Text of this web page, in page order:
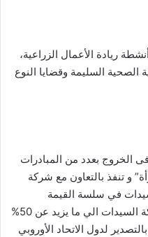
تم إنجاز نحو 70% من أنشطة ريادة الأعمال الزراعية،
الصحية السليمة وقضايا النوع
الخروج بعدد من المبادرات
و تنفذ بالتعاون مع شركة
في سلسة القيمة
لمحصول البطاطا بحيث تصل مشاركة السيدات الي ما يزيد عن 50%
لدول الاتحاد الأوروبي